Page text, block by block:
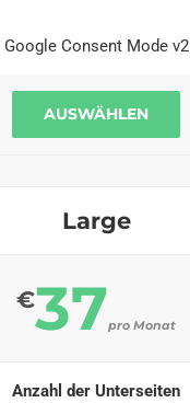
Google Consent Mode v2
AUSWÄHLEN
Large
€37pro Monat
Anzahl der Unterseiten